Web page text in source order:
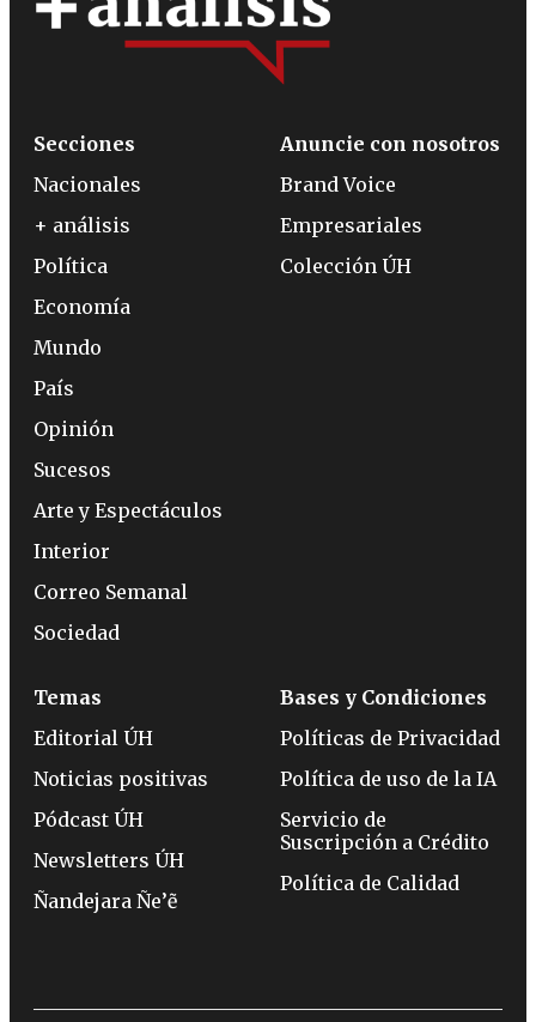
Secciones
Nacionales
+ análisis
Política
Economía
Mundo
País
Opinión
Sucesos
Arte y Espectáculos
Interior
Correo Semanal
Sociedad
Anuncie con nosotros
Brand Voice
Empresariales
Colección ÚH
Temas
Editorial ÚH
Noticias positivas
Pódcast ÚH
Newsletters ÚH
Ñandejara Ñe’ẽ
Bases y Condiciones
Políticas de Privacidad
Política de uso de la IA
Servicio de
Suscripción a Crédito
Política de Calidad